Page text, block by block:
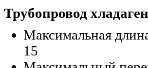
Трубопровод
Максимальная
15